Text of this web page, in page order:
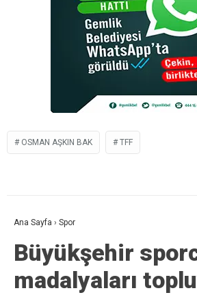
OSMAN AŞKIN BAK TFF
Ana Sayfa › Spor
Büyükşehir
madalyaları